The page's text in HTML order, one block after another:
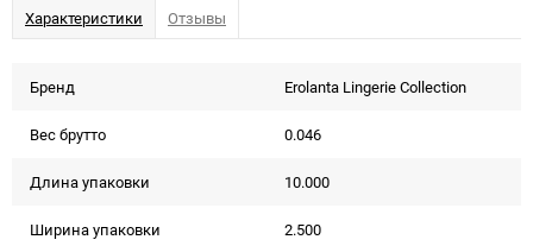
Характеристики Отзывы
Бренд Erolanta Lingerie Collection
Вес брутто 0.046
Длина упаковки 10.000
Ширина упаковки 2.500